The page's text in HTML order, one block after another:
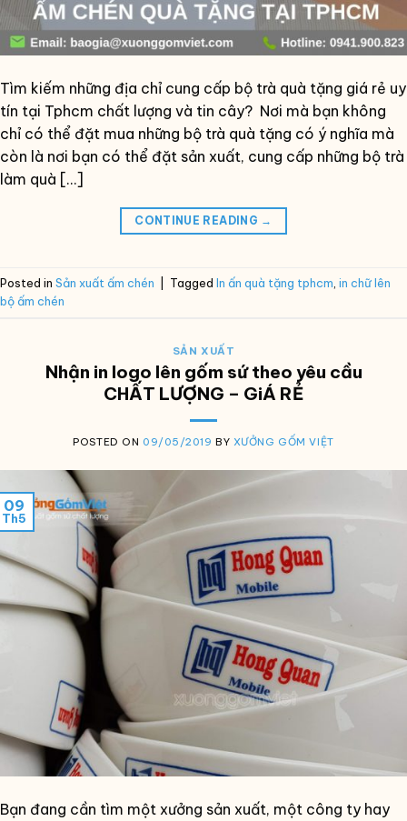
Tìm kiếm những địa chỉ cung cấp bộ trà quà tặng giá rẻ uy
tín tại Tphcm chất lượng và tin cây? Nơi mà bạn không
chỉ có thể đặt mua những bộ trà quà tặng có ý nghĩa mà
còn là nơi bạn có thể đặt sản xuất, cung cấp những bộ trà
làm quà […]
CONTINUE READING →
Posted in Sản xuất ấm chén Tagged In ấn quà tặng tphcm in chữ lên
bộ ấm chén
SẢN XUẤT
Nhận in logo lên gốm sứ theo yêu cầu
CHẤT LƯỢNG – GiÁ RẺ
POSTED ON 09/05/2019 BY XƯỞNG GỐM VIỆT
09
Th5
Bạn đang cần tìm một xưởng sản xuất, một công ty hay